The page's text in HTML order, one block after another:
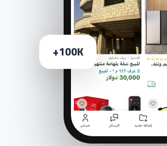
100K+